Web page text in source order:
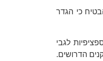
כי הגדר
לגבי
הדרושים.